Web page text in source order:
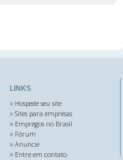
LINKS
» Hospede seu site
» Sites para empresas
» Empregos no Brasil
» Fórum
» Anuncie
» Entre em contato